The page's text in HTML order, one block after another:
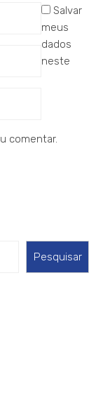
Salvar
meus
dados
neste
comentar.
Pesquisar